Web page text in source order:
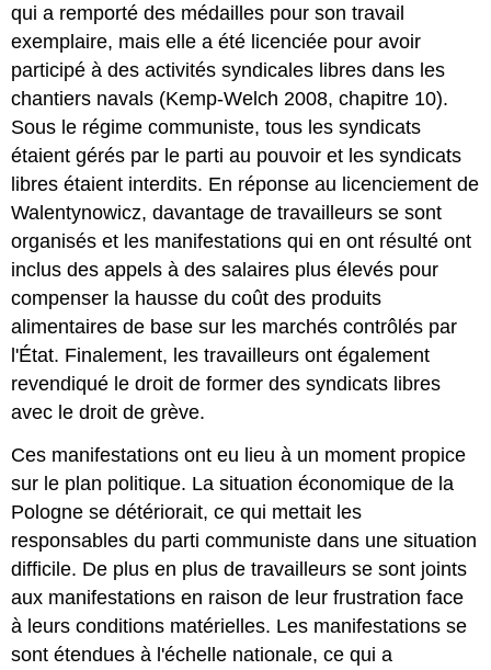
qui a remporté des médailles pour son travail
exemplaire, mais elle a été licenciée pour avoir
participé à des activités syndicales libres dans les
chantiers navals (Kemp-Welch 2008, chapitre 10).
Sous le régime communiste, tous les syndicats
étaient gérés par le parti au pouvoir et les syndicats
libres étaient interdits. En réponse au licenciement de
Walentynowicz, davantage de travailleurs se sont
organisés et les manifestations qui en ont résulté ont
inclus des appels à des salaires plus élevés pour
compenser la hausse du coût des produits
alimentaires de base sur les marchés contrôlés par
l'État. Finalement, les travailleurs ont également
revendiqué le droit de former des syndicats libres
avec le droit de grève.
Ces manifestations ont eu lieu à un moment propice
sur le plan politique. La situation économique de la
Pologne se détériorait, ce qui mettait les
responsables du parti communiste dans une situation
difficile. De plus en plus de travailleurs se sont joints
aux manifestations en raison de leur frustration face
à leurs conditions matérielles. Les manifestations se
sont étendues à l'échelle nationale, ce qui a